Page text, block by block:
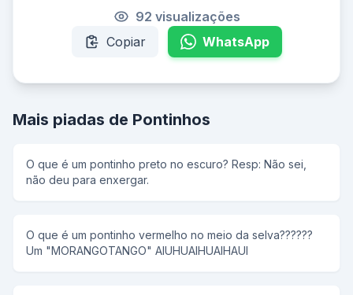
92 visualizações
Copiar
WhatsApp
Mais piadas de Pontinhos
O que é um pontinho preto no escuro? Resp: Não sei,
não deu para enxergar.
O que é um pontinho vermelho no meio da selva??????
Um "MORANGOTANGO" AIUHUAIHUAIHAUI